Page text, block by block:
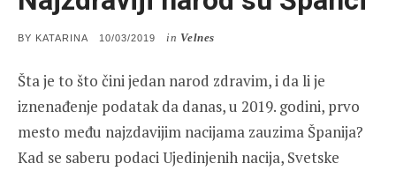
BY KATARINA
POSTED
10/03/2019 in Velnes
Šta je to što čini jedan narod zdravim, i da li je
iznenađenje podatak da danas, u 2019. godini, prvo
mesto među najzdavijim nacijama zauzima Španija?
Kad se saberu podaci Ujedinjenih nacija, Svetske